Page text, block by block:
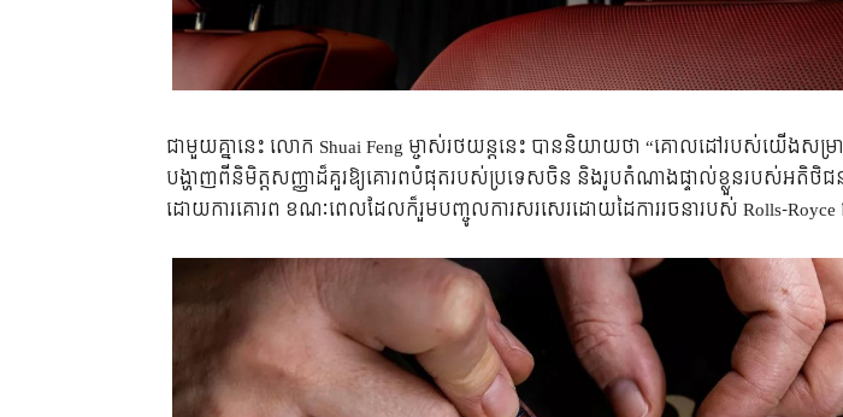
ជាមួយគ្នានេះ លោក Shuai Feng ម្ចាស់រថយន្តនេះ បាននិយាយថា “គោលដៅរបស់យើងសម្រ
បង្ហាញពីនិមិត្តសញ្ញាដ៏គួរឱ្យគោរពបំផុតរបស់ប្រទេសចិន និងរូបតំណាងផ្ទាល់ខ្លួនរបស់អតិថិ
ដោយការគោរព ខណៈពេលដែលក៏រួមបញ្ចូលការសរសេរដោយដៃការរចនារបស់ Rolls-Royce